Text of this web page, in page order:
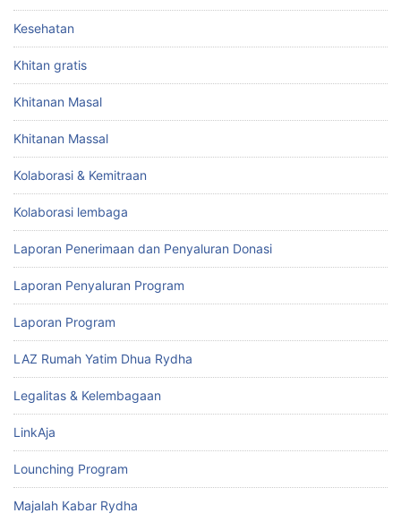
Kesehatan
Khitan gratis
Khitanan Masal
Khitanan Massal
Kolaborasi & Kemitraan
Kolaborasi lembaga
Laporan Penerimaan dan Penyaluran Donasi
Laporan Penyaluran Program
Laporan Program
LAZ Rumah Yatim Dhua Rydha
Legalitas & Kelembagaan
LinkAja
Lounching Program
Majalah Kabar Rydha